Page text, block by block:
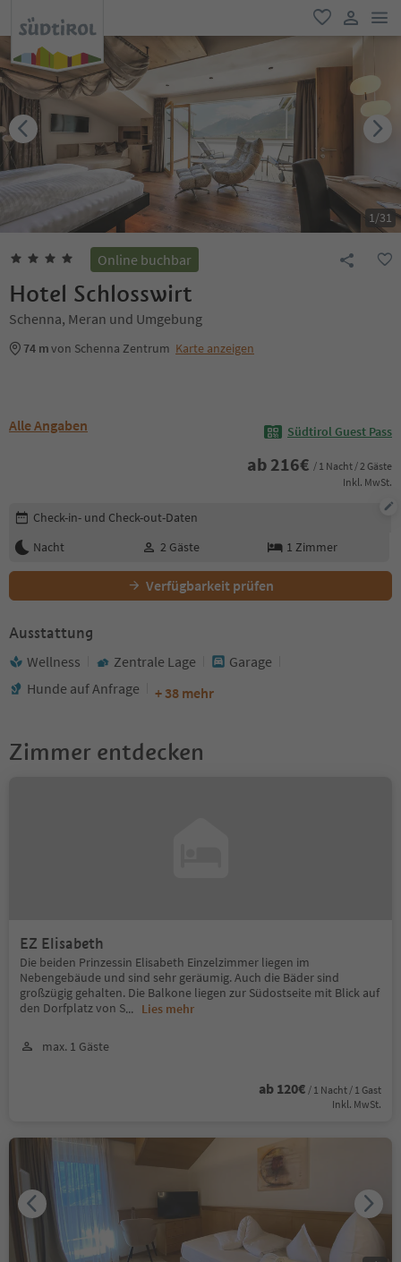
favorit
user link
1/31
Online buchbar
Hotel Schlosswirt
Schenna, Meran und Umgebung
74 mvon Schenna Zentrum Karte anzeigen
Alle Angaben Südtirol Guest Pass
ab 216€ / 1 Nacht / 2 Gäste
Inkl. MwSt.
Buchungsdetails bearbeiten
Check-in- und Check-out-Daten
Nacht
2 Gäste 1 Zimmer
Verfügbarkeit prüfen
Ausstattung
Wellness Zentrale Lage
Garage
Hunde auf Anfrage
+ 38 mehr
Zimmer entdecken
EZ Elisabeth
Die beiden Prinzessin Elisabeth Einzelzimmer liegen im
Nebengebäude und sind sehr geräumig. Auch die Bäder sind
großzügig gehalten. Die Balkone liegen zur Südostseite mit Blick auf
den Dorfplatz von S... Lies mehr
max. 1 Gäste
ab 120€ / 1 Nacht / 1 Gast
Inkl. MwSt.